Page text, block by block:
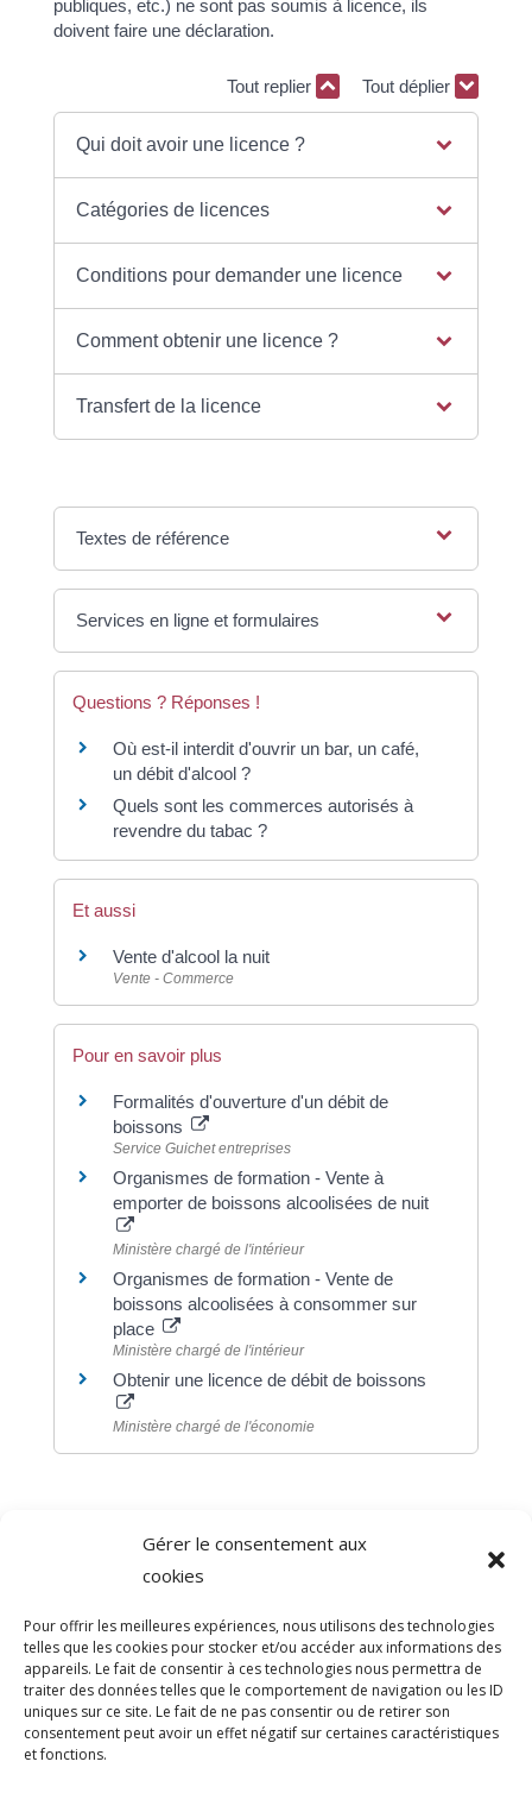
Gérer le consentement aux
cookies
Pour offrir les meilleures expériences, nous utilisons des technologies
telles que les cookies pour stocker et/ou accéder aux informations des
appareils. Le fait de consentir à ces technologies nous permettra de
traiter des données telles que le comportement de navigation ou les ID
uniques sur ce site. Le fait de ne pas consentir ou de retirer son
consentement peut avoir un effet négatif sur certaines caractéristiques
et fonctions.
publiques, etc.) ne sont pas soumis à licence, ils
doivent faire une déclaration.
Tout replier Tout déplier
Qui doit avoir une licence ?
Catégories de licences
Conditions pour demander une licence
Comment obtenir une licence ?
Transfert de la licence
Textes de référence
Services en ligne et formulaires
Questions ? Réponses !
Où est-il interdit d'ouvrir un bar, un café,
un débit d'alcool ?
Quels sont les commerces autorisés à
revendre du tabac ?
Et aussi
Vente d'alcool la nuit
Vente - Commerce
Pour en savoir plus
Formalités d'ouverture d'un débit de
boissons
Service Guichet entreprises
Organismes de formation - Vente à
emporter de boissons alcoolisées de nuit
Ministère chargé de l'intérieur
Organismes de formation - Vente de
boissons alcoolisées à consommer sur
place
Ministère chargé de l'intérieur
Obtenir une licence de débit de boissons
Ministère chargé de l'économie
Direction de l'information légale et administrative
comarquage developpé par